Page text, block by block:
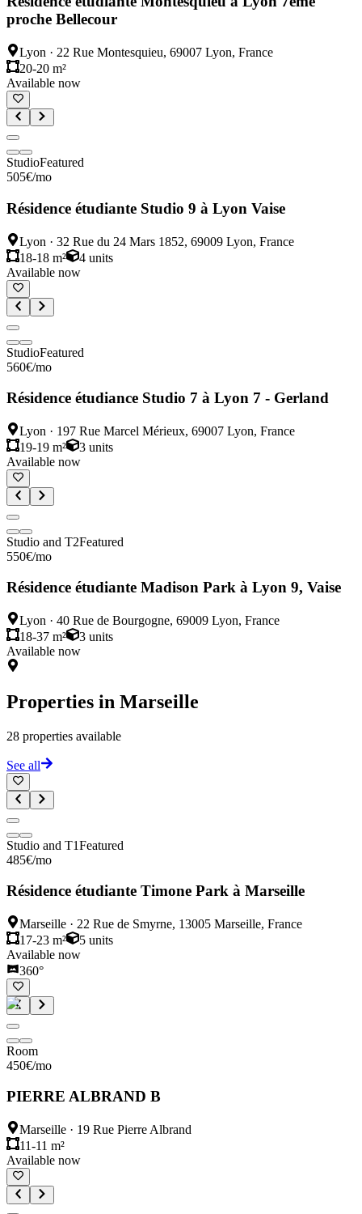
proche Bellecour
Lyon · 22 Rue Montesquieu, 69007 Lyon, France
20-20 m²
Available now
StudioFeatured
505€/mo
Résidence étudiante Studio 9 à Lyon Vaise
Lyon · 32 Rue du 24 Mars 1852, 69009 Lyon, France
18-18 m²
4 units
Available now
StudioFeatured
560€/mo
Résidence étudiance Studio 7 à Lyon 7 - Gerland
Lyon · 197 Rue Marcel Mérieux, 69007 Lyon, France
19-19 m²
3 units
Available now
Studio and T2Featured
550€/mo
Résidence étudiante Madison Park à Lyon 9, Vaise
Lyon · 40 Rue de Bourgogne, 69009 Lyon, France
18-37 m²
3 units
Available now
Properties in Marseille
28 properties available
See all
Studio and T1Featured
485€/mo
Résidence étudiante Timone Park à Marseille
Marseille · 22 Rue de Smyrne, 13005 Marseille, France
17-23 m²
5 units
Available now
360°
Room
450€/mo
PIERRE ALBRAND B
Marseille · 19 Rue Pierre Albrand
11-11 m²
Available now